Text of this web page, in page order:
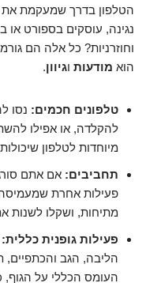
הטלפון בדרך שמעקמת את
נגינה, עוסקים בספורט או
וחוזרניות? כל אלה הם
הוא מודעות וגיוון.
טלפונים חכמים: נסו
להקלדה, או אפילו
מיוחדות לטלפון
תחביבים: אם אתם
פעילות אחרת
מתיחות, ושקלו לשנות
פעילות גופנית כללית:
הליבה, הגב והכתפיים,
העומס הכללי על הגוף,